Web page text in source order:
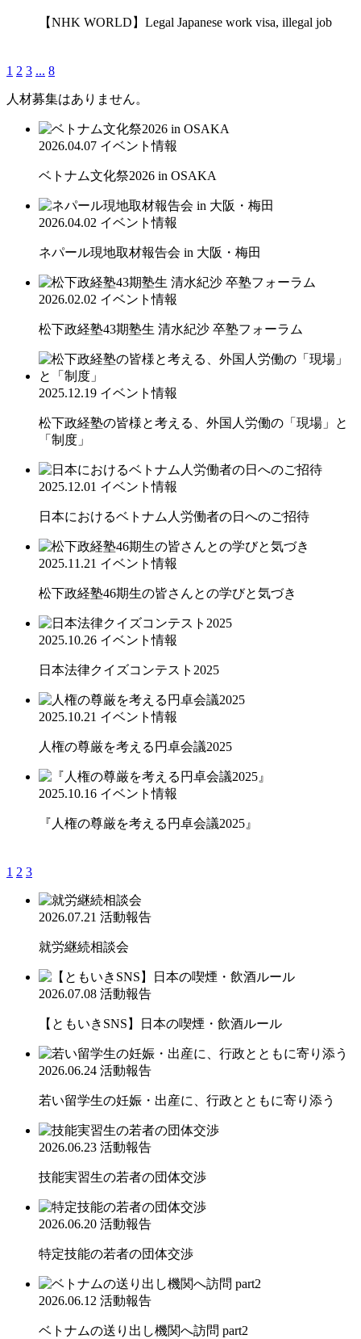
【NHK WORLD】Legal Japanese work visa, illegal job
1 2 3 ... 8
人材募集はありません。
2026.04.07 イベント情報
ベトナム文化祭2026 in OSAKA
2026.04.02 イベント情報
ネパール現地取材報告会 in 大阪・梅田
2026.02.02 イベント情報
松下政経塾43期塾生 清水紀沙 卒塾フォーラム
2025.12.19 イベント情報
松下政経塾の皆様と考える、外国人労働の「現場」と
「制度」
2025.12.01 イベント情報
日本におけるベトナム人労働者の日へのご招待
2025.11.21 イベント情報
松下政経塾46期生の皆さんとの学びと気づき
2025.10.26 イベント情報
日本法律クイズコンテスト2025
2025.10.21 イベント情報
人権の尊厳を考える円卓会議2025
2025.10.16 イベント情報
『人権の尊厳を考える円卓会議2025』
1 2 3
2026.07.21 活動報告
就労継続相談会
2026.07.08 活動報告
【ともいきSNS】日本の喫煙・飲酒ルール
2026.06.24 活動報告
若い留学生の妊娠・出産に、行政とともに寄り添う
2026.06.23 活動報告
技能実習生の若者の団体交渉
2026.06.20 活動報告
特定技能の若者の団体交渉
2026.06.12 活動報告
ベトナムの送り出し機関へ訪問 part2